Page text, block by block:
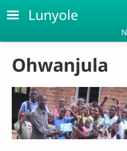
Skip to main content
Lunyole
Ohwanjula